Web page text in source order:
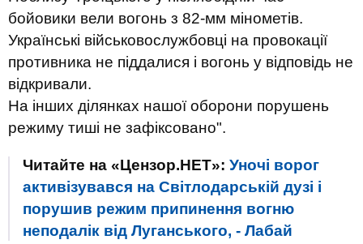
бойовики вели вогонь з 82-мм мінометів.
Українські військовослужбовці на провокації
противника не піддалися і вогонь у відповідь не
відкривали.
На інших ділянках нашої оборони порушень
режиму тиші не зафіксовано".
Читайте на «Цензор.НЕТ»: Уночі ворог
активізувався на Світлодарській дузі і
порушив режим припинення вогню
неподалік від Луганського, - Лабай